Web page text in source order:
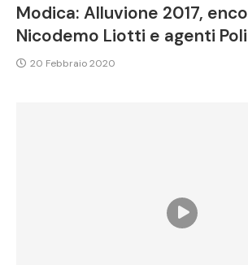
Modica: Alluvione 2017,
Nicodemo Liotti e agenti
20 Febbraio 2020